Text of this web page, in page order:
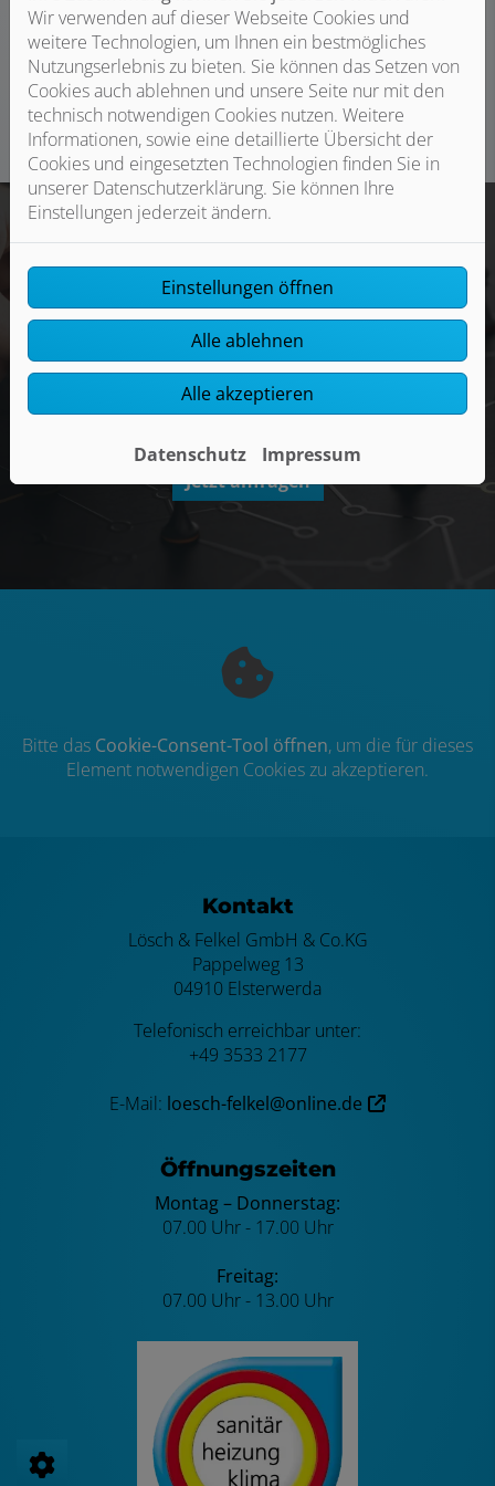
davor schon die nötigen Sofortmaßnahmen durch, damit
Sie bis zur Entscheidung nicht in einer nassen Wohnung
sitzen müssen.
Beratungstermin
Sie haben einen Versicherungsschaden und brauchen
schnelle Hilfe? Wir prüfen den Schaden und kümmern
uns um die Reparatur für Sie!
Rufen Sie einfach an oder vereinbaren Sie einen Termin
über unser Kontaktformular.
Jetzt anfragen
Bitte das Cookie-Consent-Tool öffnen, um die für dieses
Element notwendigen Cookies zu akzeptieren.
Footer - Kontaktdaten und
Kontakt
Lösch & Felkel GmbH & Co.KG
Pappelweg 13
04910 Elsterwerda
Telefonisch erreichbar unter:
+49 3533 2177
E-Mail: loesch-felkel@online.de
Öffnungszeiten
Montag – Donnerstag:
07.00 Uhr - 17.00 Uhr
Freitag:
07.00 Uhr - 13.00 Uhr
Wir verwenden auf dieser Webseite Cookies und
weitere Technologien, um Ihnen ein bestmögliches
Nutzungserlebnis zu bieten. Sie können das Setzen von
Cookies auch ablehnen und unsere Seite nur mit den
technisch notwendigen Cookies nutzen. Weitere
Informationen, sowie eine detaillierte Übersicht der
Cookies und eingesetzten Technologien finden Sie in
unserer Datenschutzerklärung. Sie können Ihre
Einstellungen jederzeit ändern.
Einstellungen öffnen
Alle ablehnen
Alle akzeptieren
Datenschutz Impressum